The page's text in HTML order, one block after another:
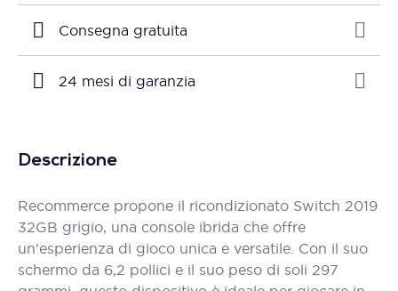
Consegna gratuita
24 mesi di garanzia
Descrizione
Recommerce propone il ricondizionato Switch 2019
32GB grigio, una console ibrida che offre
un'esperienza di gioco unica e versatile. Con il suo
schermo da 6,2 pollici e il suo peso di soli 297